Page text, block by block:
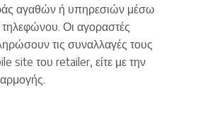
αγαθών ή υπηρεσιών μέσω
Οι αγοραστές
τις συναλλαγές τους
site του retailer, είτε με την